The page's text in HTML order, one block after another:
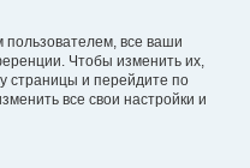
пользователем, все ваши
Чтобы изменить их,
страницы и перейдите по
все свои настройки и